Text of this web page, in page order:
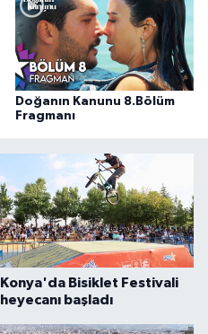
Doğanın Kanunu 8.Bölüm
Fragmanı
Konya'da Bisiklet Festivali
heyecanı başladı